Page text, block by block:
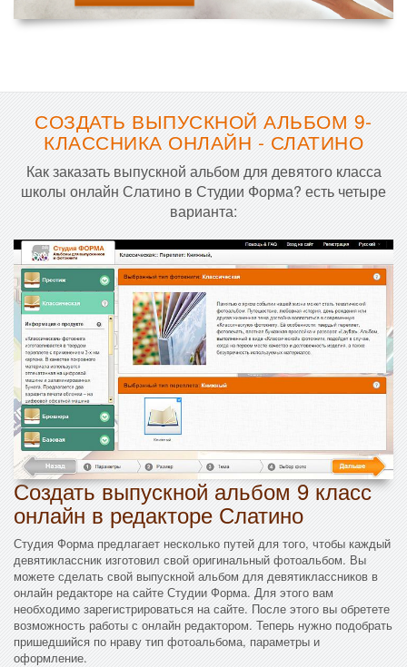
СОЗДАТЬ ВЫПУСКНОЙ АЛЬБОМ 9-
КЛАССНИКА ОНЛАЙН - СЛАТИНО
Как заказать выпускной альбом для девятого класса
школы онлайн Слатино в Студии Форма? есть четыре
варианта:
Создать выпускной альбом 9 класс
онлайн в редакторе Слатино
Студия Форма предлагает несколько путей для того, чтобы каждый
девятиклассник изготовил свой оригинальный фотоальбом. Вы
можете сделать свой выпускной альбом для девятиклассников в
онлайн редакторе на сайте Студии Форма. Для этого вам
необходимо зарегистрироваться на сайте. После этого вы обретете
возможность работы с онлайн редактором. Теперь нужно подобрать
пришедшийся по нраву тип фотоальбома, параметры и
оформление.